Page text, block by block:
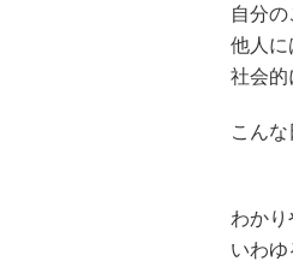
自分の
他人に
社会的
こんな
わかり
いわゆ